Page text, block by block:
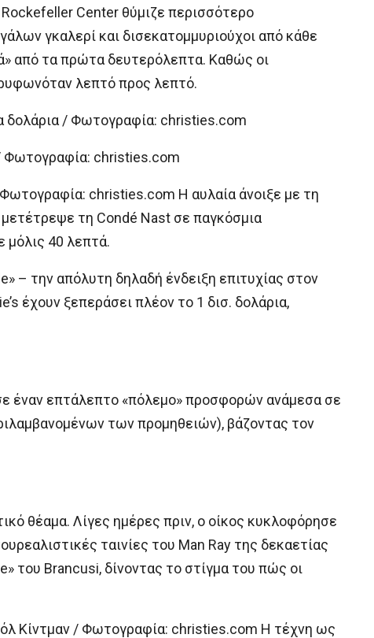
Center θύμιζε περισσότερο
γκαλερί και δισεκατομμυριούχοι από κάθε
από τα πρώτα δευτερόλεπτα. Καθώς οι
λεπτό προς λεπτό.
δολάρια / Φωτογραφία: christies.com
Φωτογραφία: christies.com
christies.com Η αυλαία άνοιξε με τη
τη Condé Nast σε παγκόσμια
μόλις 40 λεπτά.
– την απόλυτη δηλαδή ένδειξη επιτυχίας στον
έχουν ξεπεράσει πλέον το 1 δισ. δολάρια,
έναν επτάλεπτο «πόλεμο» προσφορών ανάμεσα σε
των προμηθειών), βάζοντας τον
θέαμα. Λίγες ημέρες πριν, ο οίκος κυκλοφόρησε
ταινίες του Man Ray της δεκαετίας
του Brancusi, δίνοντας το στίγμα του πώς οι
Κίντμαν / Φωτογραφία: christies.com Η τέχνη ως